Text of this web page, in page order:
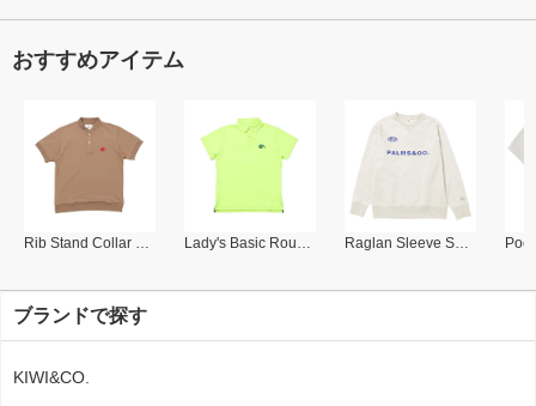
おすすめアイテム
Rib Stand Collar Polo Lady's Basic Round Collar Polo Raglan Sleeve Sweat Shirt
ブランドで探す
KIWI&CO.